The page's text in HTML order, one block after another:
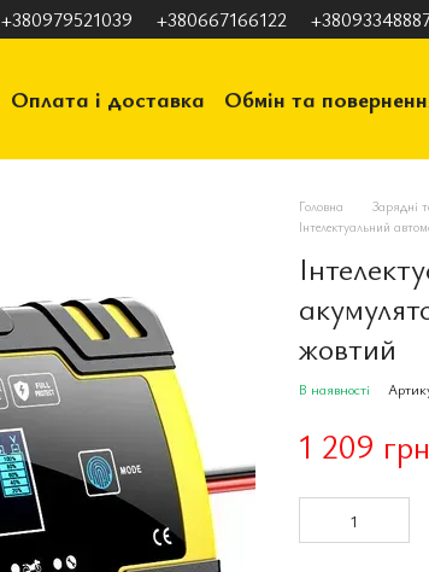
+380979521039 +380667166122
Оплата і доставка
Обмін та
Головна
Зарядні
Інтелектуальний
жовтий
В наявності
1 209 грн